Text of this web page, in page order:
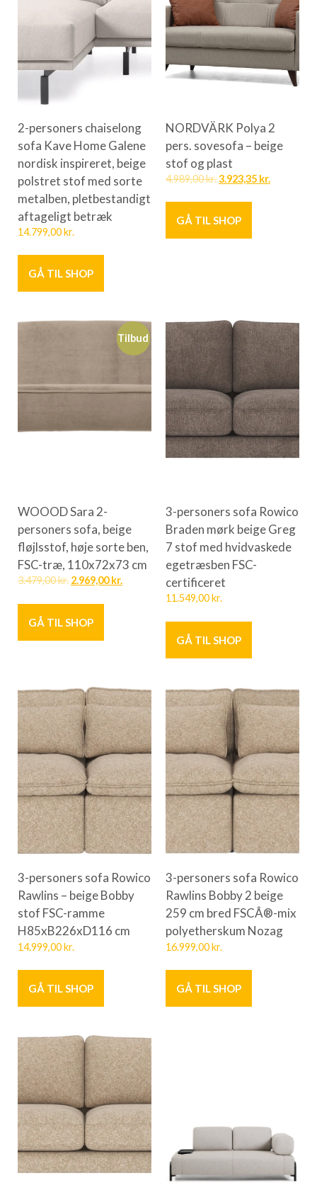
2-personers chaiselong
sofa Kave Home Galene
nordisk inspireret, beige
polstret stof med sorte
metalben, pletbestandigt
aftageligt betræk
14.799,00kr.
GÅ TIL SHOP
NORDVÄRK Polya 2
pers. sovesofa – beige
stof og plast
4.989,00kr.3.923,35 kr.
GÅ TIL SHOP
Tilbud
WOOOD Sara 2-
personers sofa, beige
fløjlsstof, høje sorte ben,
FSC-træ, 110x72x73 cm
3.479,00kr. 2.969,00kr.
GÅ TIL SHOP
3-personers sofa Rowico
Braden mørk beige Greg
7 stof med hvidvaskede
egetræsben FSC-
certificeret
11.549,00kr.
GÅ TIL SHOP
3-personers sofa Rowico
Rawlins – beige Bobby
stof FSC-ramme
H85xB226xD116 cm
14.999,00kr.
GÅ TIL SHOP
3-personers sofa Rowico
Rawlins Bobby 2 beige
259 cm bred FSCÂ®-mix
polyetherskum Nozag
16.999,00kr.
GÅ TIL SHOP